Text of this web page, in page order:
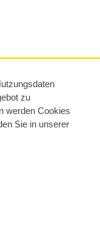
zu
werden Cookies
Sie in unserer